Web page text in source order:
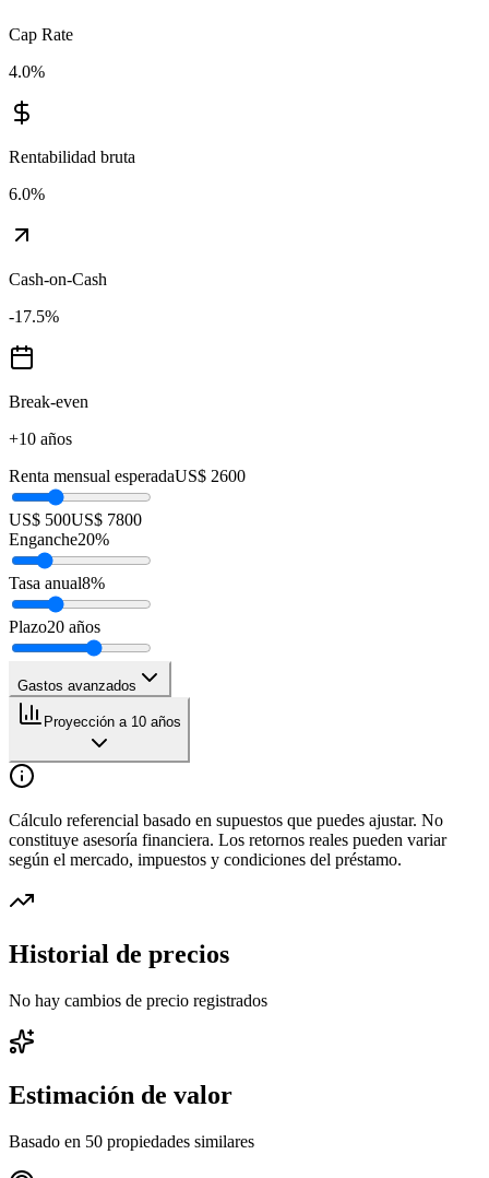
Cap Rate
4.0%
Rentabilidad bruta
6.0%
Cash-on-Cash
-17.5%
Break-even
+10 años
Renta mensual esperadaUS$ 2600
US$ 500US$ 7800
Enganche20%
Tasa anual8%
Plazo20 años
Gastos avanzados
Proyección a 10 años
Cálculo referencial basado en supuestos que puedes ajustar. No
constituye asesoría financiera. Los retornos reales pueden variar
según el mercado, impuestos y condiciones del préstamo.
Historial de precios
No hay cambios de precio registrados
Estimación de valor
Basado en 50 propiedades similares